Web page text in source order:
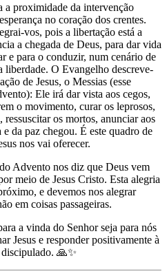
a proximidade da intervenção
no coração dos crentes.
vos, pois a libertação está a
a chegada de Deus, para dar vida
e para o conduzir, num cenário de
liberdade. O Evangelho descreve-
de Jesus, o Messias (esse
Ele irá dar vista aos cegos,
o movimento, curar os leprosos,
os mortos, anunciar aos
da paz chegou. É este quadro de
nos vai oferecer.
Advento nos diz que Deus vem
meio de Jesus Cristo. Esta alegria
e devemos nos alegrar
em coisas passageiras.
a vinda do Senhor seja para nós
Jesus e responder positivamente à
🙏✨